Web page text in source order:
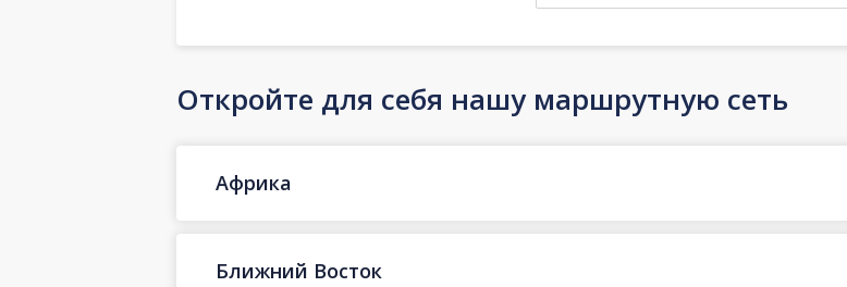
Откройте для себя нашу маршрутную сеть
Африка
Ближний Восток